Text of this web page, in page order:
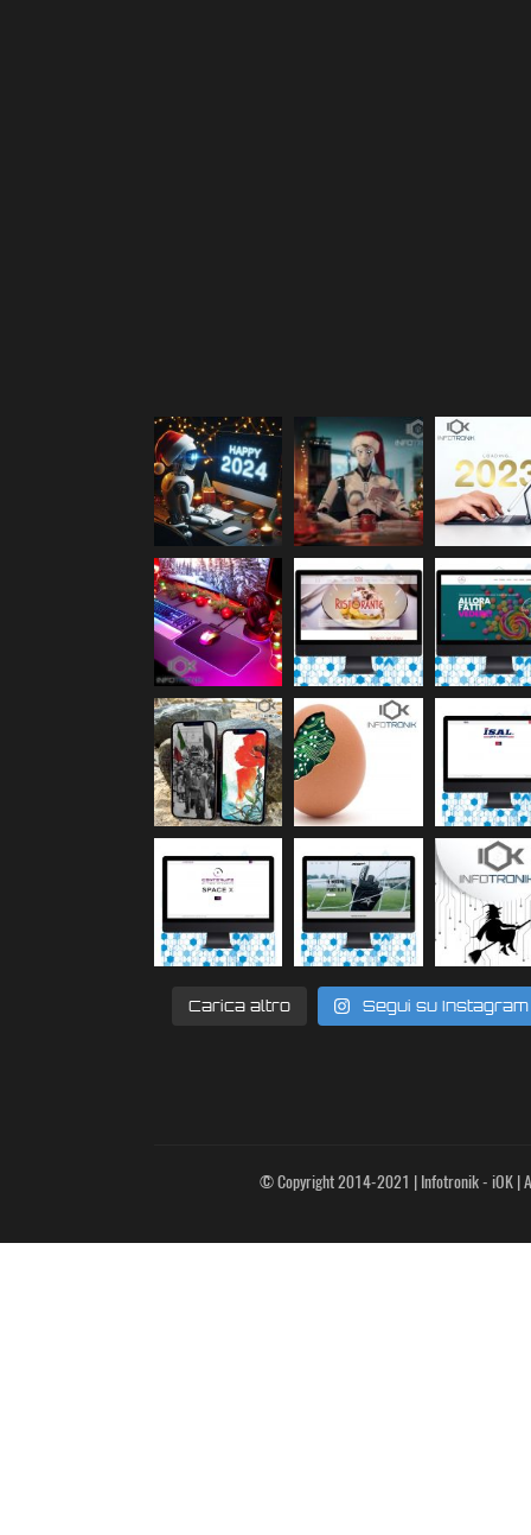
Carica altro Segui su Instagram
© Copyright 2014-2021 | Infotronik - iOK |